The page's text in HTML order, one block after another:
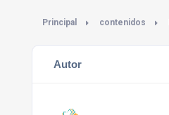
Principal contenidos
Autor